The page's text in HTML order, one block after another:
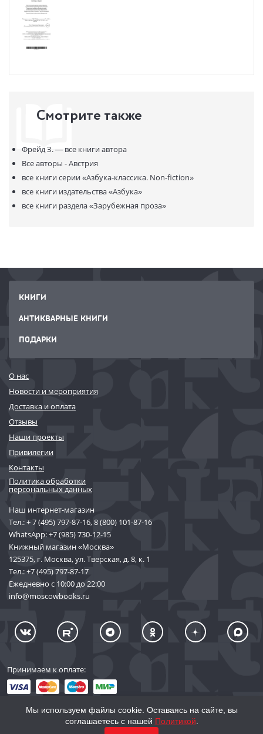
Смотрите также
Фрейд З. — все книги автора
Все авторы - Австрия
все книги серии«Азбука-классика. Non-fiction»
все книги издательства«Азбука»
все книги раздела«Зарубежная проза»
КНИГИ
АНТИКВАРНЫЕ КНИГИ
ПОДАРКИ
О нас
Новости и мероприятия
Доставка и оплата
Отзывы
Наши проекты
Привилегии
Контакты
Политика обработки
персональных данных
Наш интернет-магазин
Тел.:+ 7 (495) 797-87-16,8 (800) 101-87-16
WhatsApp:+7 (985) 730-12-15
Книжный магазин «Москва»
125375, г. Москва, ул. Тверская, д. 8, к. 1
Тел.:+7 (495) 797-87-17
Ежедневно с 10:00 до 22:00
info@moscowbooks.ru
Принимаем к оплате:
© 2002–2026 «Торговый Дом Книги «МОСКВА»
Мы используем файлы cookie. Оставаясь на сайте, вы
соглашаетесь с нашей Политикой